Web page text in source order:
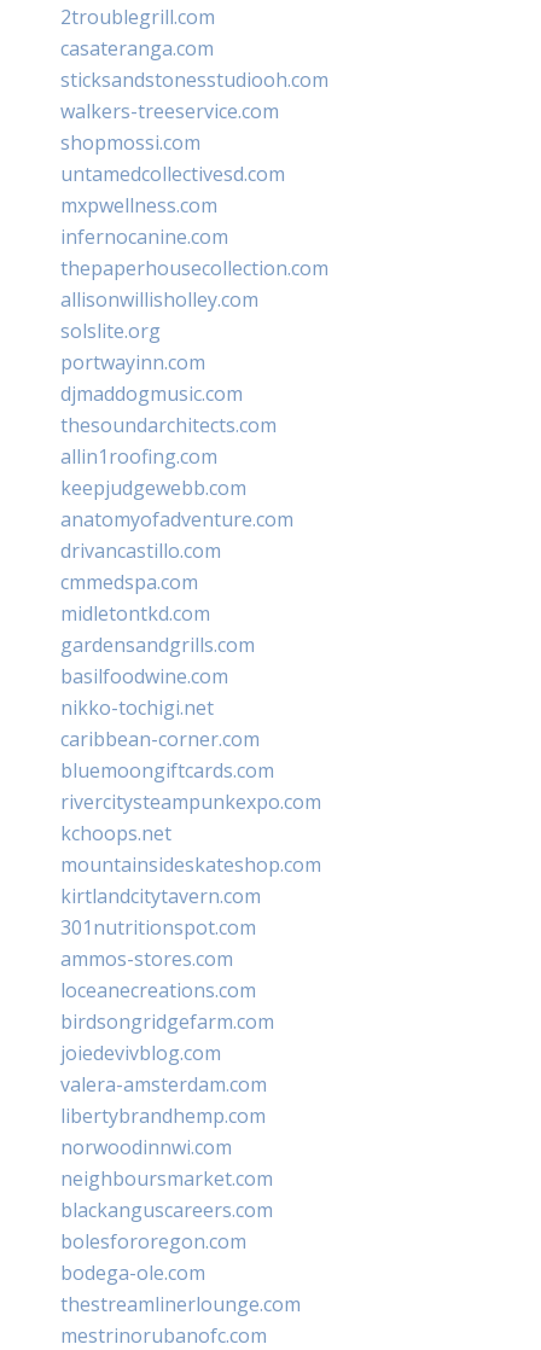
2troublegrill.com
casateranga.com
sticksandstonesstudiooh.com
walkers-treeservice.com
shopmossi.com
untamedcollectivesd.com
mxpwellness.com
infernocanine.com
thepaperhousecollection.com
allisonwillisholley.com
solslite.org
portwayinn.com
djmaddogmusic.com
thesoundarchitects.com
allin1roofing.com
keepjudgewebb.com
anatomyofadventure.com
drivancastillo.com
cmmedspa.com
midletontkd.com
gardensandgrills.com
basilfoodwine.com
nikko-tochigi.net
caribbean-corner.com
bluemoongiftcards.com
rivercitysteampunkexpo.com
kchoops.net
mountainsideskateshop.com
kirtlandcitytavern.com
301nutritionspot.com
ammos-stores.com
loceanecreations.com
birdsongridgefarm.com
joiedevivblog.com
valera-amsterdam.com
libertybrandhemp.com
norwoodinnwi.com
neighboursmarket.com
blackanguscareers.com
bolesfororegon.com
bodega-ole.com
thestreamlinerlounge.com
mestrinorubanofc.com